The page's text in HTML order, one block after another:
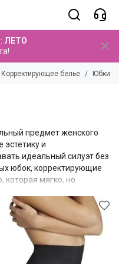
ЛЕТО
Корректирующее белье Юбки
предмет женского
эстетику и
идеальный силуэт без
юбок, корректирующие
мягко, но
зоны: живот, талию и
элементам и
визуально
изящные линии
Фильтр товаров